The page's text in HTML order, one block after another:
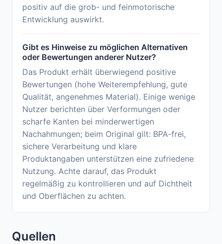
positiv auf die grob- und feinmotorische
Entwicklung auswirkt.
Gibt es Hinweise zu möglichen Alternativen
oder Bewertungen anderer Nutzer?
Das Produkt erhält überwiegend positive
Bewertungen (hohe Weiterempfehlung, gute
Qualität, angenehmes Material). Einige wenige
Nutzer berichten über Verformungen oder
scharfe Kanten bei minderwertigen
Nachahmungen; beim Original gilt: BPA-frei,
sichere Verarbeitung und klare
Produktangaben unterstützen eine zufriedene
Nutzung. Achte darauf, das Produkt
regelmäßig zu kontrollieren und auf Dichtheit
und Oberflächen zu achten.
Quellen